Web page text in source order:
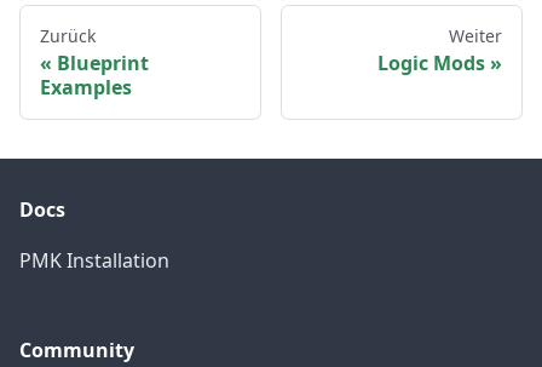
Zurück
Blueprint
Examples
Weiter
Logic Mods
Docs
PMK Installation
Community